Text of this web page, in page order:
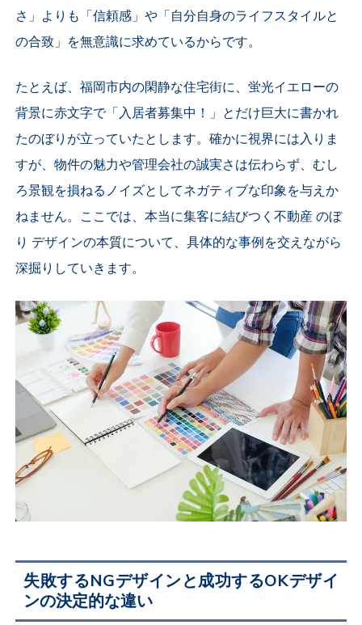
さ」よりも「信頼感」や「自分自身のライフスタイルと
の合致」を無意識に求めているからです。
たとえば、福岡市内の閑静な住宅街に、蛍光イエローの
背景に赤文字で「入居者募集中！」とだけ巨大に書かれ
たのぼりが立っていたとします。確かに視界には入りま
すが、物件の魅力や管理会社の誠実さは伝わらず、むし
ろ景観を損ねるノイズとしてネガティブな印象を与えか
ねません。ここでは、本当に集客に結びつく不動産 のぼ
り デザインの本質について、具体的な事例を交えながら
深掘りしていきます。
失敗するNGデザインと成功するOKデザイ
ンの決定的な違い